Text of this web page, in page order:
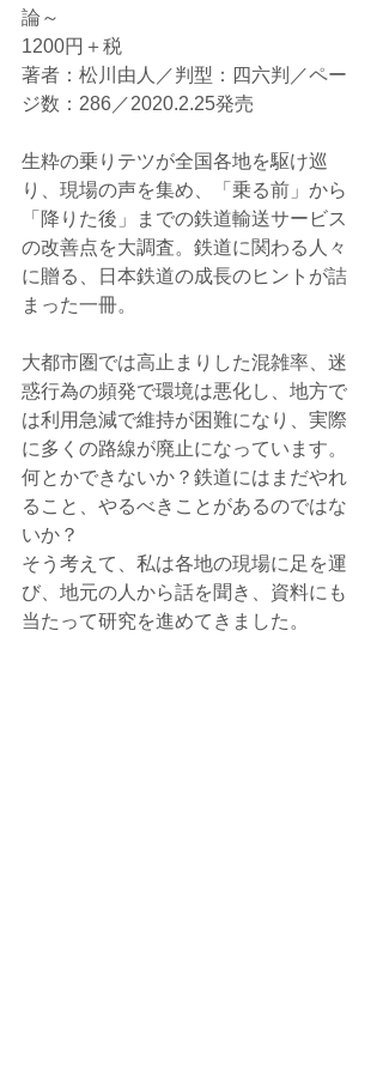
論～
1200円＋税
著者：松川由人／判型：四六判／ペー
ジ数：286／2020.2.25発売
⽣粋の乗りテツが全国各地を駆け巡
り、現場の声を集め、「乗る前」から
「降りた後」までの鉄道輸送サービス
の改善点を大調査。鉄道に関わる人々
に贈る、⽇本鉄道の成⻑のヒントが詰
まった一冊。
大都市圏では高止まりした混雑率、迷
惑行為の頻発で環境は悪化し、地方で
は利用急減で維持が困難になり、実際
に多くの路線が廃止になっています。
何とかできないか？鉄道にはまだやれ
ること、やるべきことがあるのではな
いか？
そう考えて、私は各地の現場に足を運
び、地元の人から話を聞き、資料にも
当たって研究を進めてきました。